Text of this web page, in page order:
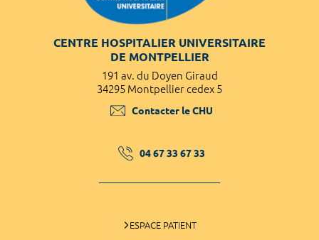
CENTRE HOSPITALIER UNIVERSITAIRE
DE MONTPELLIER
191 av. du Doyen Giraud
34295 Montpellier cedex 5
Contacter le CHU
04 67 33 67 33
ESPACE PATIENT